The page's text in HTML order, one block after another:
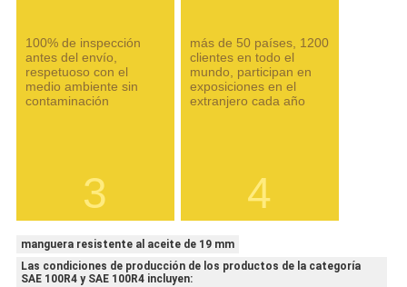
100% de inspección
antes del envío,
respetuoso con el
medio ambiente sin
contaminación
3
más de 50 países, 1200
clientes en todo el
mundo, participan en
exposiciones en el
extranjero cada año
4
manguera resistente al aceite de 19 mm
Las condiciones de producción de los productos de la categoría
SAE 100R4 y SAE 100R4 incluyen: